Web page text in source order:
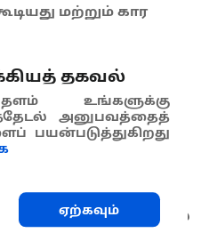
மற்றும் கார
இந்தத் தாவரம் நீர்
ஒரு குறிப்பிட்ட
ஆனால் நன்கு
வளரும்.
வரையிலான
சூடான பகுதிகளில்
தகவல்
உங்களுக்கு
அனுபவத்தைத்
பயன்படுத்துகிறது
ஏற்கவும்